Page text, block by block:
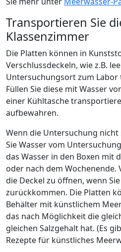
Transportieren Sie
Klassenzimmer
Die Platten können in
Verschlussdeckeln, wie z.B.
Untersuchungsort zum
Füllen Sie diese mit Wasser
einer Kühltasche
aufbewahren.
Wenn die Untersuchung
Sie Wasser vom
das Wasser in den Boxen mit
oder nach dem Wochenende.
die Deckel zu öffnen, wenn
zurückkommen. Die Platten
Behälter mit künstlichem
das nach Möglichkeit die
gleichen Salzgehalt hat. (Es
Rezepte für künstliches